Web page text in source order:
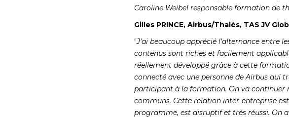
Caroline Weibel responsable formation de
Gilles PRINCE, Airbus/Thalès, TAS JV
"J'ai beaucoup apprécié l'alternance entre
contenus sont riches et facilement
réellement développé grâce à cette
connecté avec une personne de Airbus qui
participant à la formation. On va continuer
communs. Cette relation inter-entreprise
programme, est disruptif et très réussi. On